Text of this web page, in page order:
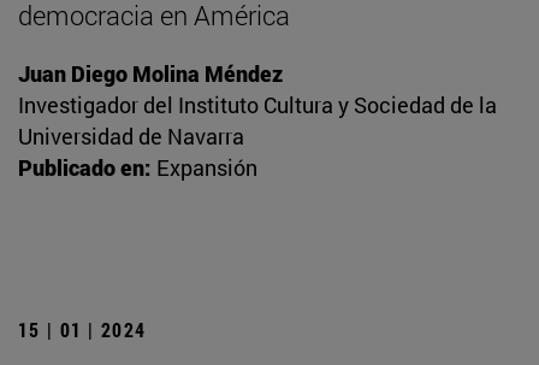
democracia en América
Juan Diego Molina Méndez
Investigador del Instituto Cultura y Sociedad de la
Universidad de Navarra
Publicado en: Expansión
15 | 01 | 2024